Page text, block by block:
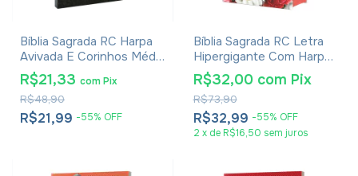
Bíblia Sagrada RC Harpa
Avivada E Corinhos Média
Capa Dura Rosa De Saron
R$21,99 -55% OFF
R$48,90
R$21,33 comPix
Bíblia Sagrada RC Letra
Hipergigante Com Harpa
Avivada E Corinhos Capa
Dura Flores Realista
R$32,99 -55% OFF
R$73,90
R$32,00 com Pix
2 x de R$16,50 sem juros